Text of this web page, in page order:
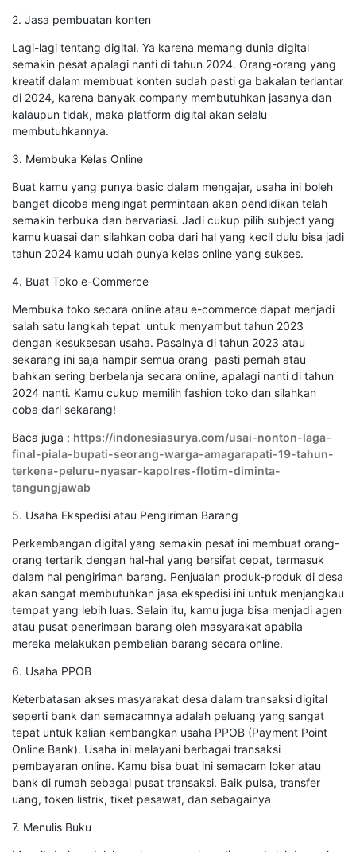
2. Jasa pembuatan konten
Lagi-lagi tentang digital. Ya karena memang dunia digital
semakin pesat apalagi nanti di tahun 2024. Orang-orang yang
kreatif dalam membuat konten sudah pasti ga bakalan terlantar
di 2024, karena banyak company membutuhkan jasanya dan
kalaupun tidak, maka platform digital akan selalu
membutuhkannya.
3. Membuka Kelas Online
Buat kamu yang punya basic dalam mengajar, usaha ini boleh
banget dicoba mengingat permintaan akan pendidikan telah
semakin terbuka dan bervariasi. Jadi cukup pilih subject yang
kamu kuasai dan silahkan coba dari hal yang kecil dulu bisa jadi
tahun 2024 kamu udah punya kelas online yang sukses.
4. Buat Toko e-Commerce
Membuka toko secara online atau e-commerce dapat menjadi
salah satu langkah tepat untuk menyambut tahun 2023
dengan kesuksesan usaha. Pasalnya di tahun 2023 atau
sekarang ini saja hampir semua orang pasti pernah atau
bahkan sering berbelanja secara online, apalagi nanti di tahun
2024 nanti. Kamu cukup memilih fashion toko dan silahkan
coba dari sekarang!
Baca juga ; https://indonesiasurya.com/usai-nonton-laga-
final-piala-bupati-seorang-warga-amagarapati-19-tahun-
terkena-peluru-nyasar-kapolres-flotim-diminta-
tangungjawab
5. Usaha Ekspedisi atau Pengiriman Barang
Perkembangan digital yang semakin pesat ini membuat orang-
orang tertarik dengan hal-hal yang bersifat cepat, termasuk
dalam hal pengiriman barang. Penjualan produk-produk di desa
akan sangat membutuhkan jasa ekspedisi ini untuk menjangkau
tempat yang lebih luas. Selain itu, kamu juga bisa menjadi agen
atau pusat penerimaan barang oleh masyarakat apabila
mereka melakukan pembelian barang secara online.
6. Usaha PPOB
Keterbatasan akses masyarakat desa dalam transaksi digital
seperti bank dan semacamnya adalah peluang yang sangat
tepat untuk kalian kembangkan usaha PPOB (Payment Point
Online Bank). Usaha ini melayani berbagai transaksi
pembayaran online. Kamu bisa buat ini semacam loker atau
bank di rumah sebagai pusat transaksi. Baik pulsa, transfer
uang, token listrik, tiket pesawat, dan sebagainya
7. Menulis Buku